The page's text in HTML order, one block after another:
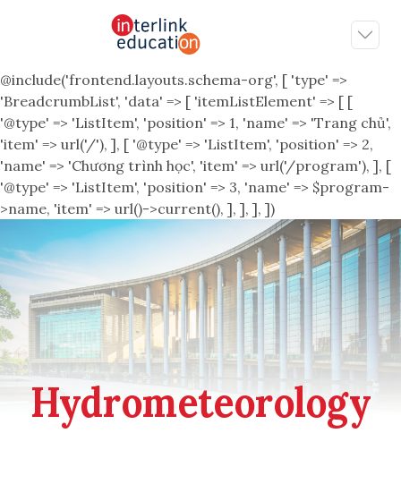
@include('frontend.layouts.schema-org', [ 'type' =>
'BreadcrumbList', 'data' => [ 'itemListElement' => [ [
'@type' => 'ListItem', 'position' => 1, 'name' => 'Trang chủ',
'item' => url('/'), ], [ '@type' => 'ListItem', 'position' => 2,
'name' => 'Chương trình học', 'item' => url('/program'), ], [
'@type' => 'ListItem', 'position' => 3, 'name' => $program-
>name, 'item' => url()->current(), ], ], ], ])
Hydrometeorology